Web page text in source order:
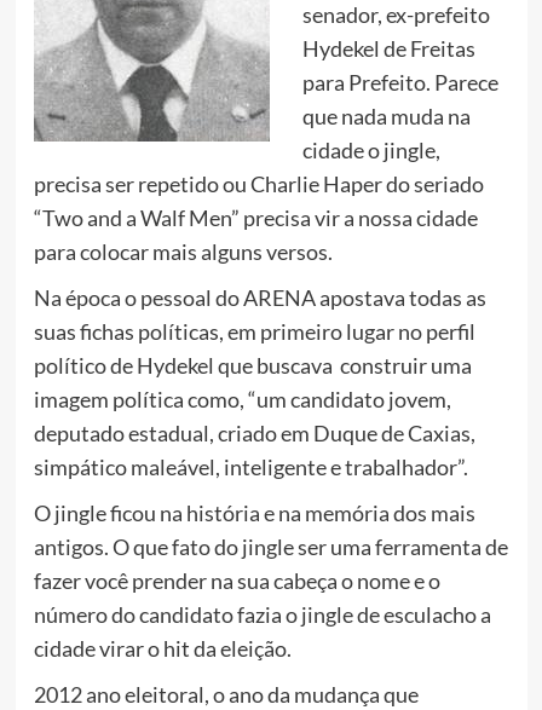
senador, ex-prefeito
Hydekel de Freitas
para Prefeito. Parece
que nada muda na
cidade o jingle,
precisa ser repetido ou Charlie Haper do seriado
“Two and a Walf Men” precisa vir a nossa cidade
para colocar mais alguns versos.
Na época o pessoal do ARENA apostava todas as
suas fichas políticas, em primeiro lugar no perfil
político de Hydekel que buscava construir uma
imagem política como, “um candidato jovem,
deputado estadual, criado em Duque de Caxias,
simpático maleável, inteligente e trabalhador”.
O jingle ficou na história e na memória dos mais
antigos. O que fato do jingle ser uma ferramenta de
fazer você prender na sua cabeça o nome e o
número do candidato fazia o jingle de esculacho a
cidade virar o hit da eleição.
2012 ano eleitoral, o ano da mudança que